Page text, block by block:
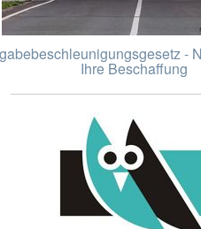
-
Ihre Beschaffung